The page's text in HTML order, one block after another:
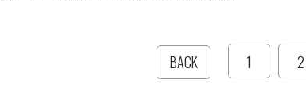
BACK 1 2